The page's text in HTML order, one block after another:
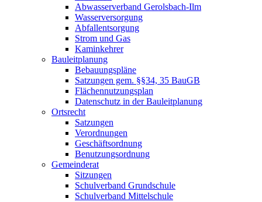
Abwasserverband Gerolsbach-Ilm
Wasserversorgung
Abfallentsorgung
Strom und Gas
Kaminkehrer
Bauleitplanung
Bebauungspläne
Satzungen gem. §§34, 35 BauGB
Flächennutzungsplan
Datenschutz in der Bauleitplanung
Ortsrecht
Satzungen
Verordnungen
Geschäftsordnung
Benutzungsordnung
Gemeinderat
Sitzungen
Schulverband Grundschule
Schulverband Mittelschule